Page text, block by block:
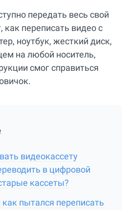
передать весь свой
переписать видео с
ноутбук, жесткий диск,
на любой носитель,
смог справиться
видеокассету
в цифровой
кассеты?
как пытался переписать